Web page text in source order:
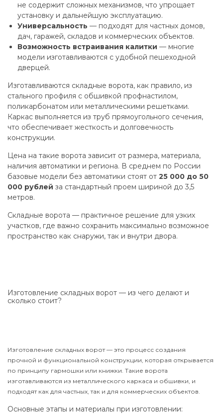
не содержит сложных механизмов, что упрощает
установку и дальнейшую эксплуатацию.
Универсальность — подходят для частных домов,
дач, гаражей, складов и коммерческих объектов.
Возможность встраивания калитки — многие
модели изготавливаются с удобной пешеходной
дверцей.
Изготавливаются складные ворота, как правило, из
стального профиля с обшивкой профнастилом,
поликарбонатом или металлическими решетками.
Каркас выполняется из труб прямоугольного сечения,
что обеспечивает жесткость и долговечность
конструкции.
Цена на такие ворота зависит от размера, материала,
наличия автоматики и региона. В среднем по России
базовые модели без автоматики стоят от 25 000 до 50
000 рублей за стандартный проем шириной до 3,5
метров.
Складные ворота — практичное решение для узких
участков, где важно сохранить максимально возможное
пространство как снаружи, так и внутри двора.
Изготовление складных ворот — из чего делают и
сколько стоит?
Изготовление складных ворот — это процесс создания
прочной и функциональной конструкции, которая открывается
по принципу гармошки или книжки. Такие ворота
изготавливаются из металлического каркаса и обшивки, и
подходят как для частных, так и для коммерческих объектов.
Основные этапы и материалы при изготовлении: